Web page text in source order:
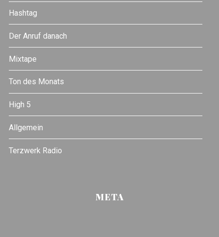
Hashtag
Der Anruf danach
Mixtape
Ton des Monats
High 5
Allgemein
Terzwerk Radio
META